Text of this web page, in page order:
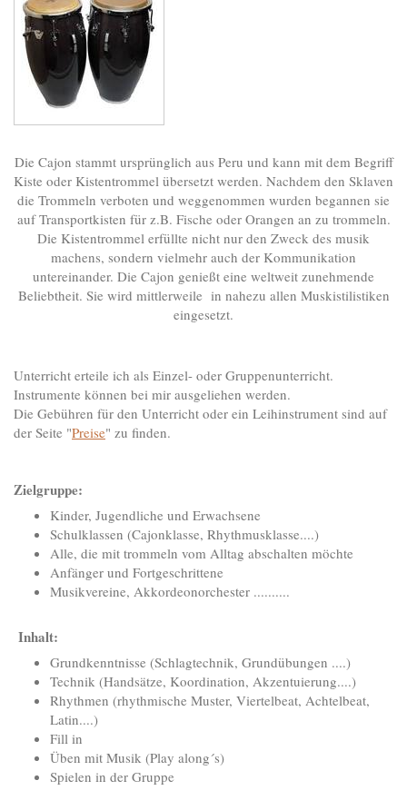
Die Cajon stammt ursprünglich aus Peru und kann mit dem Begriff
Kiste oder Kistentrommel übersetzt werden. Nachdem den Sklaven
die Trommeln verboten und weggenommen wurden begannen sie
auf Transportkisten für z.B. Fische oder Orangen an zu trommeln.
Die Kistentrommel erfüllte nicht nur den Zweck des musik
machens, sondern vielmehr auch der Kommunikation
untereinander. Die Cajon genießt eine weltweit zunehmende
Beliebtheit. Sie wird mittlerweile in nahezu allen Muskistilistiken
eingesetzt.
Unterricht erteile ich als Einzel- oder Gruppenunterricht.
Instrumente können bei mir ausgeliehen werden.
Die Gebühren für den Unterricht oder ein Leihinstrument sind auf
der Seite "Preise" zu finden.
Zielgruppe:
Kinder, Jugendliche und Erwachsene
Schulklassen (Cajonklasse, Rhythmusklasse....)
Alle, die mit trommeln vom Alltag abschalten möchte
Anfänger und Fortgeschrittene
Musikvereine, Akkordeonorchester ..........
Inhalt:
Grundkenntnisse (Schlagtechnik, Grundübungen ....)
Technik (Handsätze, Koordination, Akzentuierung....)
Rhythmen (rhythmische Muster, Viertelbeat, Achtelbeat,
Latin....)
Fill in
Üben mit Musik (Play along´s)
Spielen in der Gruppe